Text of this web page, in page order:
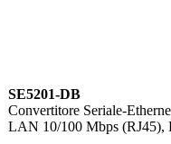
SE5201-DB
Convertitore Seriale-
LAN 10/100 Mbps (RJ45),